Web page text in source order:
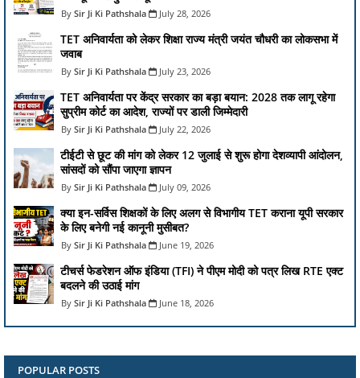
Sir Ji Ki Pathshala July 28, 2026
TET अनिवार्यता को लेकर शिक्षा राज्य मंत्री जयंत चौधरी का लोकसभा में
जवाब
Sir Ji Ki Pathshala July 23, 2026
TET अनिवार्यता पर केंद्र सरकार का बड़ा बयान: 2028 तक लागू रहेगा
सुप्रीम कोर्ट का आदेश, राज्यों पर डाली जिम्मेदारी
Sir Ji Ki Pathshala July 22, 2026
टीईटी से छूट की मांग को लेकर 12 जुलाई से शुरू होगा देशव्यापी आंदोलन,
सांसदों को सौंपा जाएगा ज्ञापन
Sir Ji Ki Pathshala July 09, 2026
क्या इन-सर्विस शिक्षकों के लिए अलग से विभागीय TET कराना यूपी सरकार
के लिए बनेगी नई कानूनी मुसीबत?
Sir Ji Ki Pathshala June 19, 2026
टीचर्स फेडरेशन ऑफ इंडिया (TFI) ने पीएम मोदी को पत्र लिख RTE एक्ट
बदलने की उठाई मांग
Sir Ji Ki Pathshala June 18, 2026
POPULAR POSTS